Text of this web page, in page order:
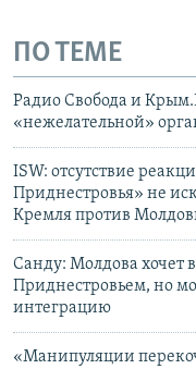
ПО ТЕМЕ
Радио Свобода и
«нежелательной»
ISW: отсутствие
Приднестровья» не
Кремля против
Санду: Молдова хочет
Приднестровьем, но
интеграцию
«Манипуляции